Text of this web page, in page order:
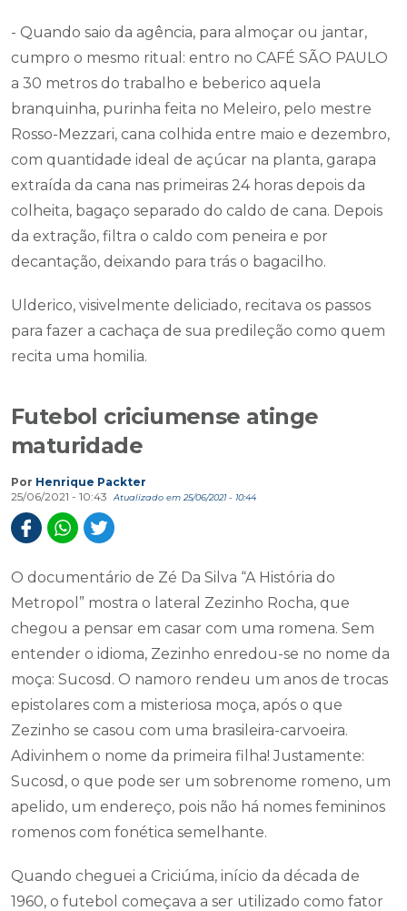
- Quando saio da agência, para almoçar ou jantar,
cumpro o mesmo ritual: entro no CAFÉ SÃO PAULO
a 30 metros do trabalho e beberico aquela
branquinha, purinha feita no Meleiro, pelo mestre
Rosso-Mezzari, cana colhida entre maio e dezembro,
com quantidade ideal de açúcar na planta, garapa
extraída da cana nas primeiras 24 horas depois da
colheita, bagaço separado do caldo de cana. Depois
da extração, filtra o caldo com peneira e por
decantação, deixando para trás o bagacilho.
Ulderico, visivelmente deliciado, recitava os passos
para fazer a cachaça de sua predileção como quem
recita uma homilia.
Futebol criciumense atinge
maturidade
Por Henrique Packter
25/06/2021 - 10:43
Atualizado em 25/06/2021 - 10:44
O documentário de Zé Da Silva “A História do
Metropol” mostra o lateral Zezinho Rocha, que
chegou a pensar em casar com uma romena. Sem
entender o idioma, Zezinho enredou-se no nome da
moça: Sucosd. O namoro rendeu um anos de trocas
epistolares com a misteriosa moça, após o que
Zezinho se casou com uma brasileira-carvoeira.
Adivinhem o nome da primeira filha! Justamente:
Sucosd, o que pode ser um sobrenome romeno, um
apelido, um endereço, pois não há nomes femininos
romenos com fonética semelhante.
Quando cheguei a Criciúma, início da década de
1960, o futebol começava a ser utilizado como fator